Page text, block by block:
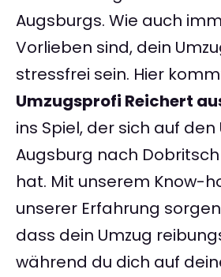
Augsburgs. Wie auch
Vorlieben sind, dein
stressfrei sein. Hier
Umzugsprofi Reichert
ins Spiel, der sich auf den
Augsburg nach
hat. Mit unserem Know-
unserer Erfahrung
dass dein Umzug
während du dich auf